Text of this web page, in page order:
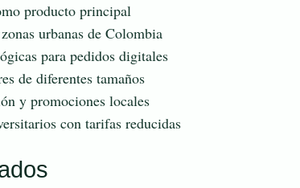
producto principal
urbanas de Colombia
para pedidos digitales
de diferentes tamaños
y promociones locales
con tarifas reducidas